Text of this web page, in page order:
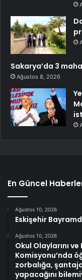
Sakarya’da 3
Ağustos 8, 2026
En Güncel
Ağustos 10, 2026
Eskişehir
Ağustos 10, 2026
Okul Olaylarını
Komisyonu’nda
zorbalığa,
yapacağını